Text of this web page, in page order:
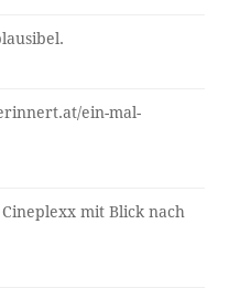
ein-mal-
mit Blick nach